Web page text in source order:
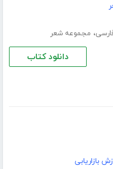
، مجموعه شعر
دانلود کتاب
بازاریابی